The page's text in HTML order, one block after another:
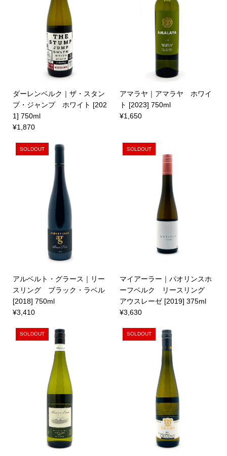
ダーレンベルク｜ザ・スタン
プ・ジャンプ ホワイト [202
1] 750ml
¥1,870
アマラヤ｜アマラヤ ホワイ
ト [2023] 750ml
¥1,650
SOLDOUT
アルベルト・グラース｜リー
スリング ブラック・ラベル
[2018] 750ml
¥3,410
SOLDOUT
マイアーラー｜パオリンスホ
ーフベルク リースリング
アウスレーゼ [2019] 375ml
¥3,630
SOLDOUT SOLDOUT